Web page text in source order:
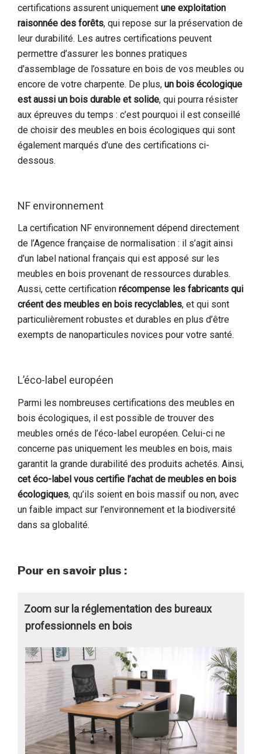
certifications assurent uniquement une exploitation
raisonnée des forêts, qui repose sur la préservation de
leur durabilité. Les autres certifications peuvent
permettre d’assurer les bonnes pratiques
d’assemblage de l’ossature en bois de vos meubles ou
encore de votre charpente. De plus, un bois écologique
est aussi un bois durable et solide, qui pourra résister
aux épreuves du temps : c’est pourquoi il est conseillé
de choisir des meubles en bois écologiques qui sont
également marqués d’une des certifications ci-
dessous.
NF environnement
La certification NF environnement dépend directement
de l’Agence française de normalisation : il s’agit ainsi
d’un label national français qui est apposé sur les
meubles en bois provenant de ressources durables.
Aussi, cette certification récompense les fabricants qui
créent des meubles en bois recyclables, et qui sont
particulièrement robustes et durables en plus d’être
exempts de nanoparticules novices pour votre santé.
L’éco-label européen
Parmi les nombreuses certifications des meubles en
bois écologiques, il est possible de trouver des
meubles ornés de l’éco-label européen. Celui-ci ne
concerne pas uniquement les meubles en bois, mais
garantit la grande durabilité des produits achetés. Ainsi,
cet éco-label vous certifie l’achat de meubles en bois
écologiques, qu’ils soient en bois massif ou non, avec
un faible impact sur l’environnement et la biodiversité
dans sa globalité.
Pour en savoir plus :
Zoom sur la réglementation des bureaux
professionnels en bois